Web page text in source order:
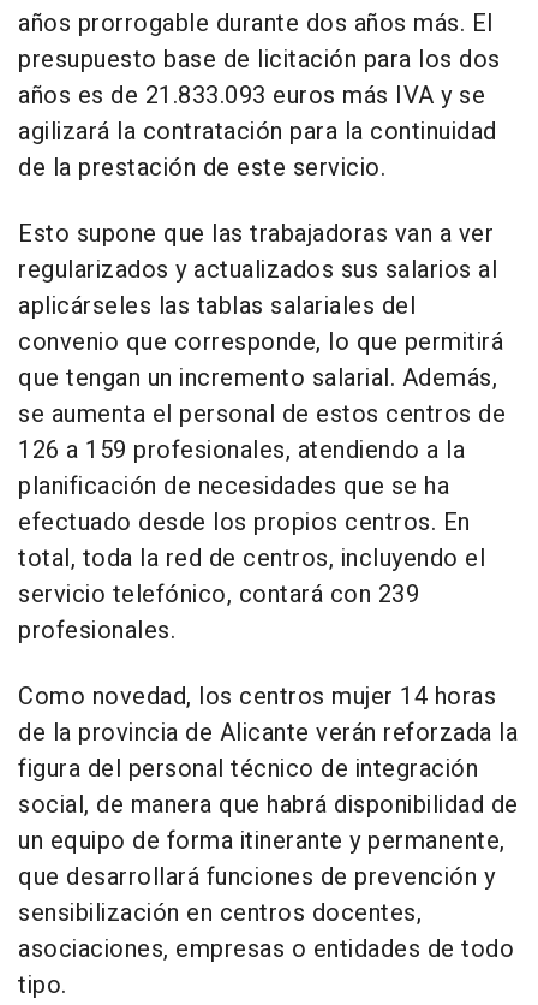
años prorrogable durante dos años más. El
presupuesto base de licitación para los dos
años es de 21.833.093 euros más IVA y se
agilizará la contratación para la continuidad
de la prestación de este servicio.
Esto supone que las trabajadoras van a ver
regularizados y actualizados sus salarios al
aplicárseles las tablas salariales del
convenio que corresponde, lo que permitirá
que tengan un incremento salarial. Además,
se aumenta el personal de estos centros de
126 a 159 profesionales, atendiendo a la
planificación de necesidades que se ha
efectuado desde los propios centros. En
total, toda la red de centros, incluyendo el
servicio telefónico, contará con 239
profesionales.
Como novedad, los centros mujer 14 horas
de la provincia de Alicante verán reforzada la
figura del personal técnico de integración
social, de manera que habrá disponibilidad de
un equipo de forma itinerante y permanente,
que desarrollará funciones de prevención y
sensibilización en centros docentes,
asociaciones, empresas o entidades de todo
tipo.